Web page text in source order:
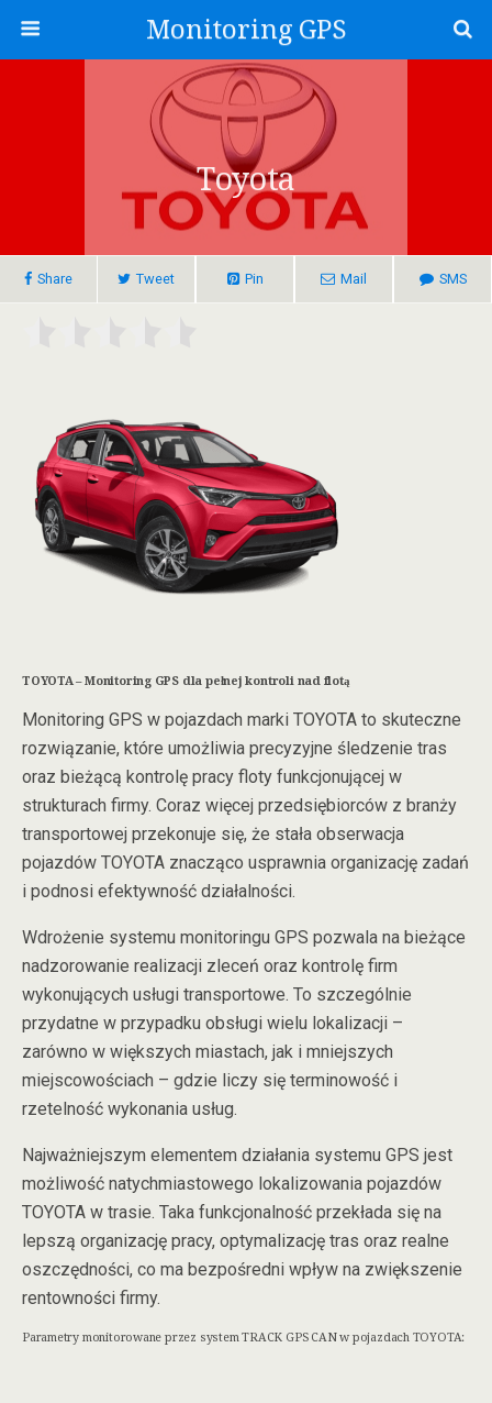
Monitoring GPS
Toyota
Share Tweet Pin Mail SMS
TOYOTA – Monitoring GPS dla pełnej kontroli nad flotą
Monitoring GPS w pojazdach marki TOYOTA to skuteczne
rozwiązanie, które umożliwia precyzyjne śledzenie tras
oraz bieżącą kontrolę pracy floty funkcjonującej w
strukturach firmy. Coraz więcej przedsiębiorców z branży
transportowej przekonuje się, że stała obserwacja
pojazdów TOYOTA znacząco usprawnia organizację zadań
i podnosi efektywność działalności.
Wdrożenie systemu monitoringu GPS pozwala na bieżące
nadzorowanie realizacji zleceń oraz kontrolę firm
wykonujących usługi transportowe. To szczególnie
przydatne w przypadku obsługi wielu lokalizacji –
zarówno w większych miastach, jak i mniejszych
miejscowościach – gdzie liczy się terminowość i
rzetelność wykonania usług.
Najważniejszym elementem działania systemu GPS jest
możliwość natychmiastowego lokalizowania pojazdów
TOYOTA w trasie. Taka funkcjonalność przekłada się na
lepszą organizację pracy, optymalizację tras oraz realne
oszczędności, co ma bezpośredni wpływ na zwiększenie
rentowności firmy.
Parametry monitorowane przez system TRACK GPS CAN w pojazdach TOYOTA: